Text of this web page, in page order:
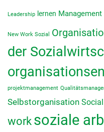
Leadership lernen Management
New Work Sozial
der
projektmanagement
Selbstorganisation
work soziale